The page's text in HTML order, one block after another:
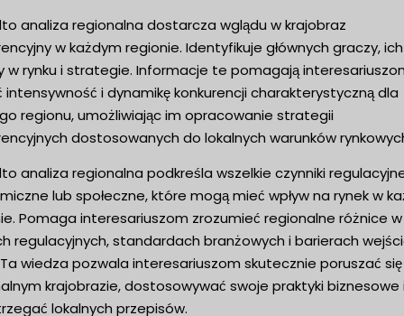
analiza regionalna dostarcza wglądu w krajobraz
w każdym regionie. Identyfikuje głównych graczy, ich
w rynku i strategie. Informacje te pomagają
intensywność i dynamikę konkurencji charakterystyczną dla
regionu, umożliwiając im opracowanie strategii
dostosowanych do lokalnych warunków
analiza regionalna podkreśla wszelkie czynniki
lub społeczne, które mogą mieć wpływ na rynek w
Pomaga interesariuszom zrozumieć regionalne różnice w
regulacyjnych, standardach branżowych i barierach
wiedza pozwala interesariuszom skutecznie poruszać
krajobrazie, dostosowywać swoje praktyki biznesowe
lokalnych przepisów.